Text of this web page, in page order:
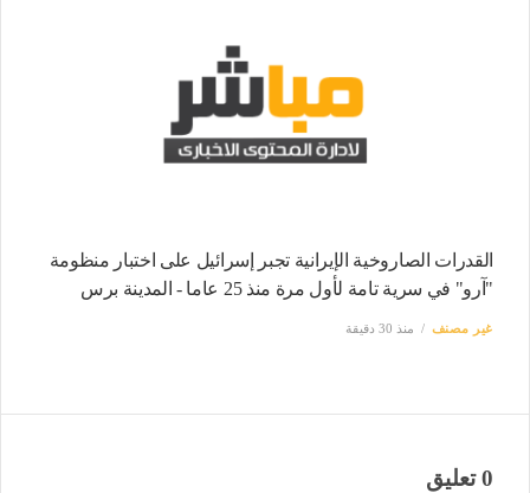
القدرات الصاروخية الإيرانية تجبر إسرائيل على اختبار منظومة
"آرو" في سرية تامة لأول مرة منذ 25 عاما - المدينة برس
غير مصنف منذ 30 دقيقة
0 تعليق